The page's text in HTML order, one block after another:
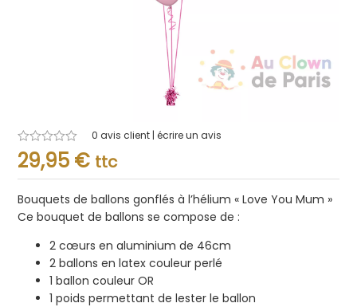
Note
0.001
0 avis client | écrire un avis
29,95 € ttc
Bouquets de ballons gonflés à l’hélium « Love You Mum »
Ce bouquet de ballons se compose de :
2 cœurs en aluminium de 46cm
2 ballons en latex couleur perlé
1 ballon couleur OR
1 poids permettant de lester le ballon